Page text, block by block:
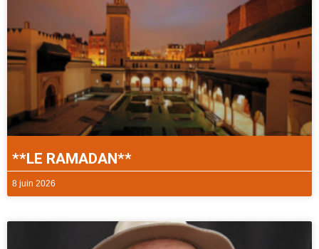
**LE RAMADAN**
8 juin 2026